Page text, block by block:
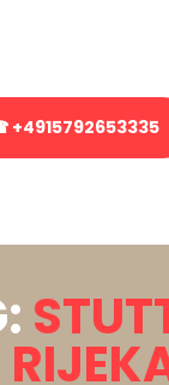
+4915792653335